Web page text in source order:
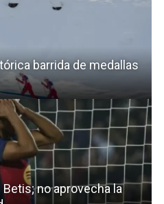
barrida de medallas
no aprovecha la